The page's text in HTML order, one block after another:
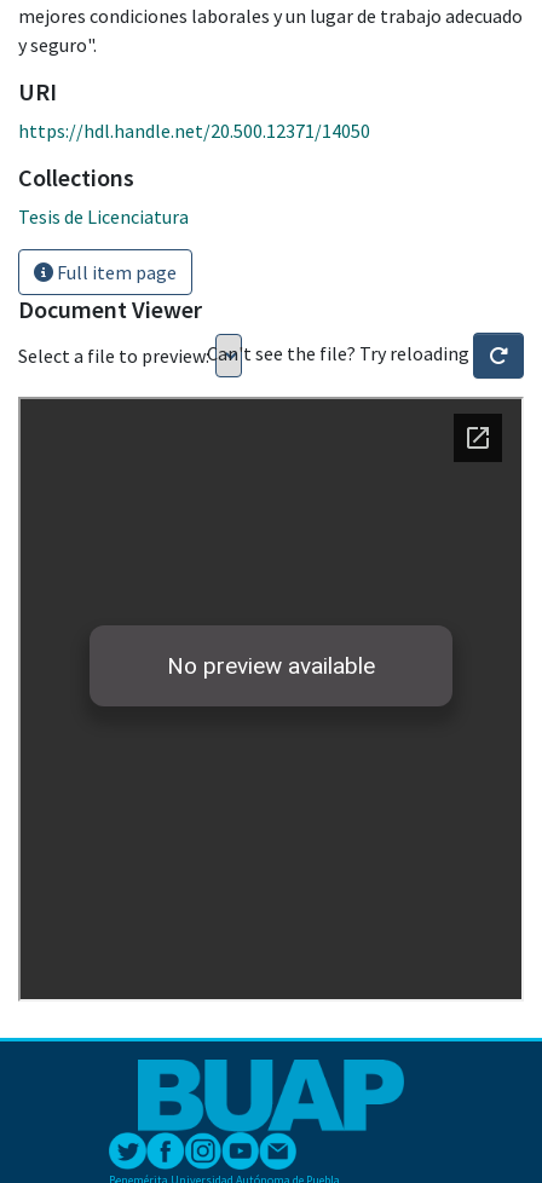
mejores condiciones laborales y un lugar de trabajo adecuado
y seguro".
URI
https://hdl.handle.net/20.500.12371/14050
Collections
Tesis de Licenciatura
Full item page
Document Viewer
Select a file to preview:Can't see the file? Try reloading